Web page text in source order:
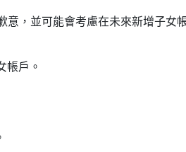
，並可能會考慮在未來新增子女
帳戶。